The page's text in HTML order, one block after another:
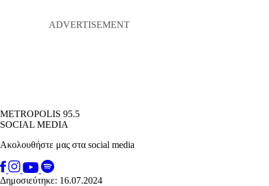
METROPOLIS 95.5
SOCIAL MEDIA
Ακολουθήστε μας στα social media
Δημοσιεύτηκε: 16.07.2024